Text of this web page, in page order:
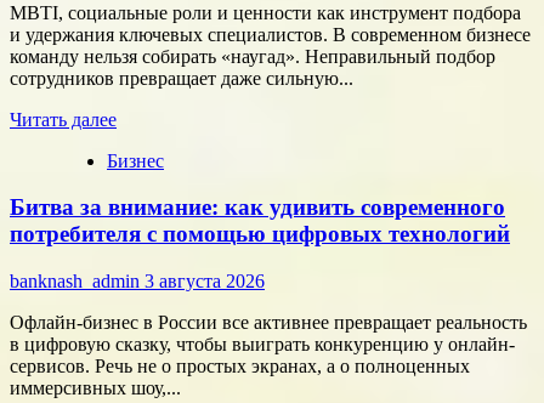
разработки
в
области
микроэлектроники
MBTI, социальные роли и ценности как инструмент подбора
и удержания ключевых специалистов. В современном бизнесе
команду нельзя собирать «наугад». Неправильный подбор
сотрудников превращает даже сильную...
Читать далееПрочитать
о
сотрудников:
как
собрать
команду,
которая
работает
на
результат
Бизнес
Битва за внимание: как удивить современного
потребителя с помощью цифровых технологий
banknash_admin 3 августа 2026
Офлайн-бизнес в России все активнее превращает реальность
в цифровую сказку, чтобы выиграть конкуренцию у онлайн-
сервисов. Речь не о простых экранах, а о полноценных
иммерсивных шоу,...